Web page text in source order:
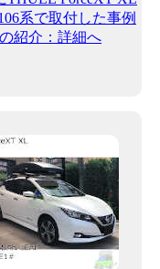
系で取付した事例
の紹介：詳細へ